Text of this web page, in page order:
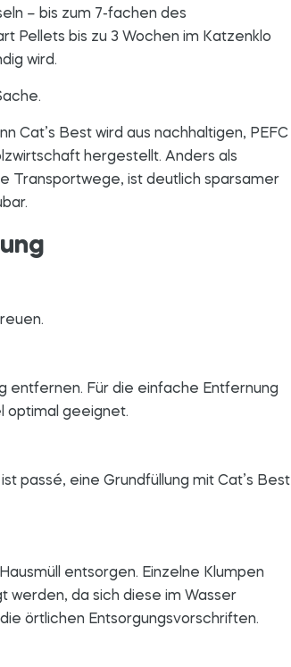
– bis zum 7-fachen des
Pellets bis zu 3 Wochen im Katzenklo
wird.
Cat’s Best wird aus nachhaltigen, PEFC
hergestellt. Anders als
Transportwege, ist deutlich sparsamer
entfernen. Für die einfache Entfernung
optimal geeignet.
passé, eine Grundfüllung mit Cat’s Best
entsorgen. Einzelne Klumpen
werden, da sich diese im Wasser
örtlichen Entsorgungsvorschriften.